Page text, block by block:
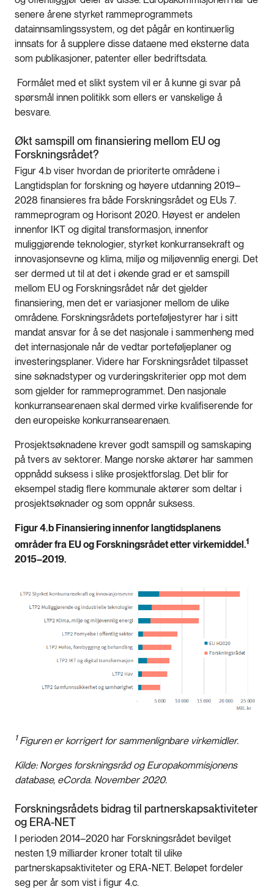
senere årene styrket rammeprogrammets
datainnsamlingssystem, og det pågår en kontinuerlig
innsats for å supplere disse dataene med eksterne data
som publikasjoner, patenter eller bedriftsdata.
Formålet med et slikt system vil er å kunne gi svar på
spørsmål innen politikk som ellers er vanskelige å
besvare.
Økt samspill om finansiering mellom EU og
Forskningsrådet?
Figur 4.b viser hvordan de prioriterte områdene i
Langtidsplan for forskning og høyere utdanning 2019–
2028 finansieres fra både Forskningsrådet og EUs 7.
rammeprogram og Horisont 2020. Høyest er andelen
innenfor IKT og digital transformasjon, innenfor
muliggjørende teknologier, styrket konkurransekraft og
innovasjonsevne og klima, miljø og miljøvennlig energi. Det
ser dermed ut til at det i økende grad er et samspill
mellom EU og Forskningsrådet når det gjelder
finansiering, men det er variasjoner mellom de ulike
områdene. Forskningsrådets porteføljestyrer har i sitt
mandat ansvar for å se det nasjonale i sammenheng med
det internasjonale når de vedtar porteføljeplaner og
investeringsplaner. Videre har Forskningsrådet tilpasset
sine søknadstyper og vurderingskriterier opp mot dem
som gjelder for rammeprogrammet. Den nasjonale
konkurransearenaen skal dermed virke kvalifiserende for
den europeiske konkurransearenaen.
Prosjektsøknadene krever godt samspill og samskaping
på tvers av sektorer. Mange norske aktører har sammen
oppnådd suksess i slike prosjektforslag. Det blir for
eksempel stadig flere kommunale aktører som deltar i
prosjektsøknader og som oppnår suksess.
Figur 4.b Finansiering innenfor langtidsplanens
områder fra EU og Forskningsrådet etter virkemiddel.1
2015–2019.
1Figuren er korrigert for sammenlignbare virkemidler.
Kilde: Norges forskningsråd og Europakommisjonens
database, eCorda. November 2020.
Forskningsrådets bidrag til partnerskapsaktiviteter
og ERA-NET
I perioden 2014–2020 har Forskningsrådet bevilget
nesten 1,9 milliarder kroner totalt til ulike
partnerskapsaktiviteter og ERA-NET. Beløpet fordeler
seg per år som vist i figur 4.c.